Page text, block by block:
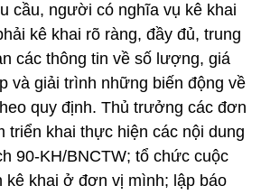
cầu, người có nghĩa vụ kê khai
kê khai rõ ràng, đầy đủ, trung
các thông tin về số lượng, giá
và giải trình những biến động về
quy định. Thủ trưởng các đơn
triển khai thực hiện các nội dung
90-KH/BNCTW; tổ chức cuộc
kê khai ở đơn vị mình; lập báo